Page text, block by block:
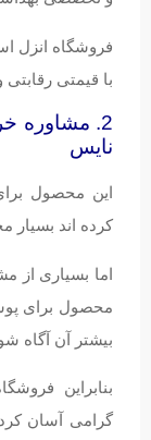
فروشگاه انزل
با قیمتی رقابتی
2. مشاوره
نایس
این محصول
کرده اند
اما بسیاری از
محصول برای
بیشتر آن آگاه
بنابراین
گرامی آسان